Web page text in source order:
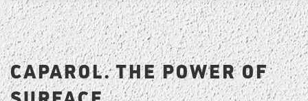
CAPAROL. THE POWER OF